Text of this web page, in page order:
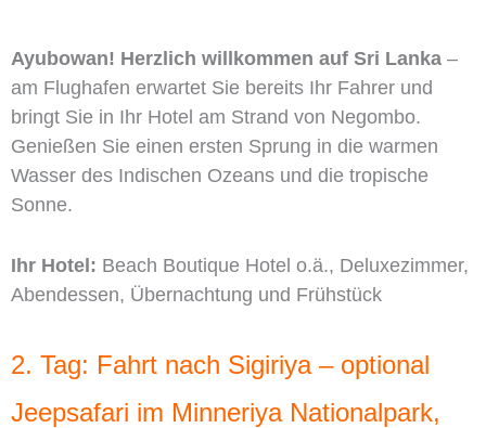
Ayubowan! Herzlich willkommen auf Sri Lanka –
am Flughafen erwartet Sie bereits Ihr Fahrer und
bringt Sie in Ihr Hotel am Strand von Negombo.
Genießen Sie einen ersten Sprung in die warmen
Wasser des Indischen Ozeans und die tropische
Sonne.
Ihr Hotel: Beach Boutique Hotel o.ä., Deluxezimmer,
Abendessen, Übernachtung und Frühstück
2. Tag: Fahrt nach Sigiriya – optional
Jeepsafari im Minneriya Nationalpark,